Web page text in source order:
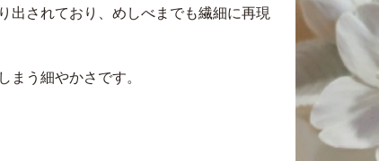
出されており、めしべまでも繊細に再現
う細やかさです。